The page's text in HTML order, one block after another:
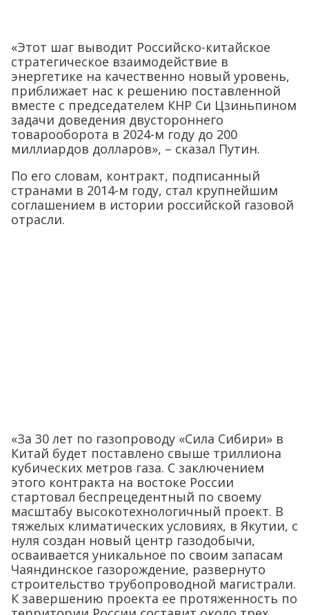
«Этот шаг выводит Российско-китайское
стратегическое взаимодействие в
энергетике на качественно новый уровень,
приближает нас к решению поставленной
вместе с председателем КНР Си Цзиньпином
задачи доведения двустороннего
товарооборота в 2024-м году до 200
миллиардов долларов», – сказал Путин.
По его словам, контракт, подписанный
странами в 2014-м году, стал крупнейшим
соглашением в истории российской газовой
отрасли.
«За 30 лет по газопроводу «Сила Сибири» в
Китай будет поставлено свыше триллиона
кубических метров газа. С заключением
этого контракта на востоке России
стартовал беспрецедентный по своему
масштабу высокотехнологичный проект. В
тяжелых климатических условиях, в Якутии, с
нуля создан новый центр газодобычи,
осваивается уникальное по своим запасам
Чаяндинское газорождение, развернуто
строительство трубопроводной магистрали.
К завершению проекта ее протяженность по